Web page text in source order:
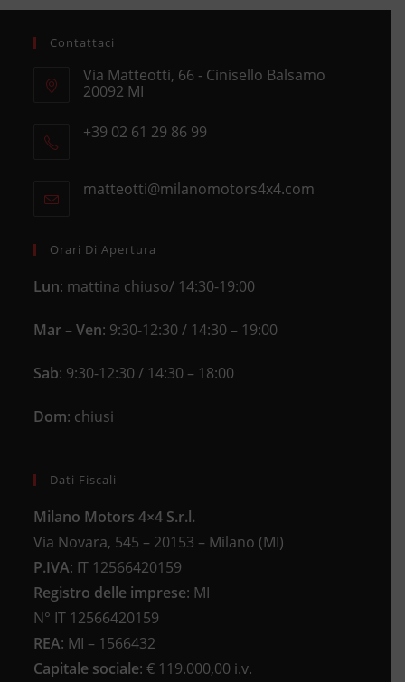
Contattaci
Via Matteotti, 66 - Cinisello Balsamo
20092 MI
in
+39 02 61 29 86 99
your
matteotti@milanomotors4x4.comOpens
Orari Di Apertura
Lun: mattina chiuso/ 14:30-19:00
Mar – Ven: 9:30-12:30 / 14:30 – 19:00
Sab: 9:30-12:30 / 14:30 – 18:00
Dom: chiusi
Dati Fiscali
Milano Motors 4×4 S.r.l.
Via Novara, 545 – 20153 – Milano (MI)
P.IVA: IT 12566420159
Registro delle imprese: MI
N° IT 12566420159
REA: MI – 1566432
Capitale sociale: € 119.000,00 i.v.